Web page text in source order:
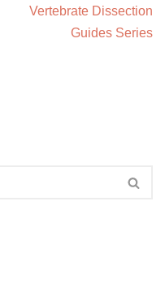
Vertebrate Dissection
Guides Series